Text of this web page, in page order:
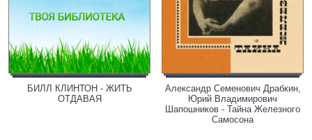
БИЛЛ КЛИНТОН - ЖИТЬ
ОТДАВАЯ
Александр Семенович Драбкин,
Юрий Владимирович
Шапошников - Тайна Железного
Самосона